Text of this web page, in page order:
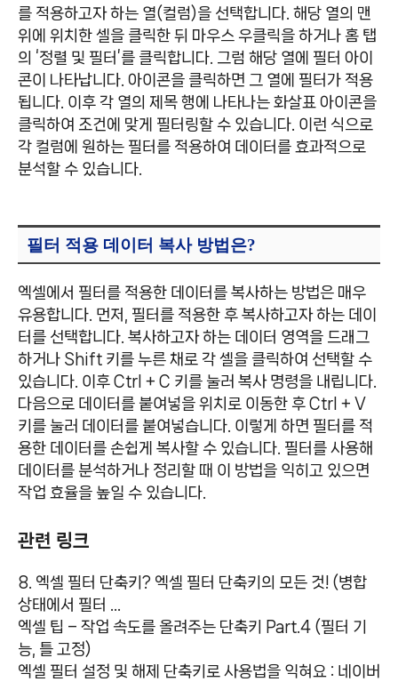
를 적용하고자 하는 열(컬럼)을 선택합니다. 해당 열의 맨
위에 위치한 셀을 클릭한 뒤 마우스 우클릭을 하거나 홈 탭
의 ‘정렬 및 필터’를 클릭합니다. 그럼 해당 열에 필터 아이
콘이 나타납니다. 아이콘을 클릭하면 그 열에 필터가 적용
됩니다. 이후 각 열의 제목 행에 나타나는 화살표 아이콘을
클릭하여 조건에 맞게 필터링할 수 있습니다. 이런 식으로
각 컬럼에 원하는 필터를 적용하여 데이터를 효과적으로
분석할 수 있습니다.
필터 적용 데이터 복사 방법은?
엑셀에서 필터를 적용한 데이터를 복사하는 방법은 매우
유용합니다. 먼저, 필터를 적용한 후 복사하고자 하는 데이
터를 선택합니다. 복사하고자 하는 데이터 영역을 드래그
하거나 Shift 키를 누른 채로 각 셀을 클릭하여 선택할 수
있습니다. 이후 Ctrl + C 키를 눌러 복사 명령을 내립니다.
다음으로 데이터를 붙여넣을 위치로 이동한 후 Ctrl + V
키를 눌러 데이터를 붙여넣습니다. 이렇게 하면 필터를 적
용한 데이터를 손쉽게 복사할 수 있습니다. 필터를 사용해
데이터를 분석하거나 정리할 때 이 방법을 익히고 있으면
작업 효율을 높일 수 있습니다.
관련 링크
8. 엑셀 필터 단축키? 엑셀 필터 단축키의 모든 것! (병합
상태에서 필터 …
엑셀 팁 – 작업 속도를 올려주는 단축키 Part.4 (필터 기
능, 틀 고정)
엑셀 필터 설정 및 해제 단축키로 사용법을 익혀요 : 네이버